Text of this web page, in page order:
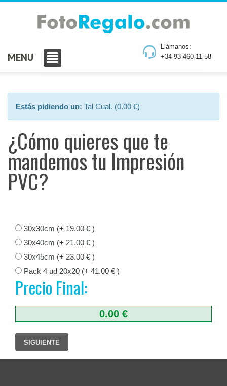
Llámanos:
+34 93 460 11 58
MENU
Estás pidiendo un: Tal Cual. (0.00 €)
¿Cómo quieres que te
mandemos tu Impresión
PVC?
30x30cm (+ 19.00 € )
30x40cm (+ 21.00 € )
30x45cm (+ 23.00 € )
Pack 4 ud 20x20 (+ 41.00 € )
Precio Final:
0.00 €
SIGUIENTE